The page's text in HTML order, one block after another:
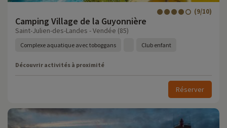
Camping Village de la Guyonnière
(9/10)
Saint-Julien-des-Landes - Vendée (85)
Complexe aquatique avec toboggans Club enfant
Découvrir activités à proximité
Réserver